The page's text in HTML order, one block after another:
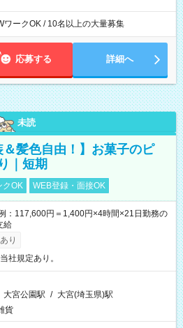
ワークOK / 10名以上の大量募集
応募する 詳細へ
未読
＆髪色自由！】お菓子のピ
｜短期
クOK WEB登録・面接OK
：117,600円＝1,400円×4時間×21日勤務の
給
り
社規定あり。
大宮公園駅 / 大宮(埼玉県)駅
貨